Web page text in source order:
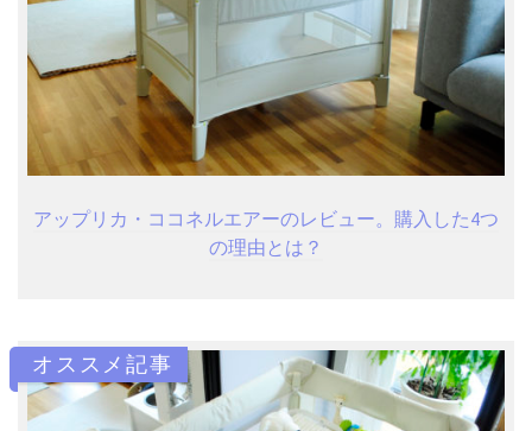
アップリカ・ココネルエアーのレビュー。購入した4つ
の理由とは？
オススメ記事